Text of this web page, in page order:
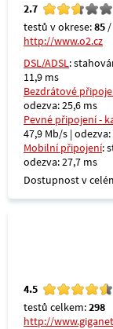
2.7
testů v okrese:85
http://www.o2.cz
DSL/ADSL:
11,9 ms
Bezdrátové
odezva: 25,6 ms
Pevné připojení -
47,9 Mb/s |
Mobilní připojení:
odezva: 27,7 ms
Dostupnost v
4.5
testů celkem:298
http://